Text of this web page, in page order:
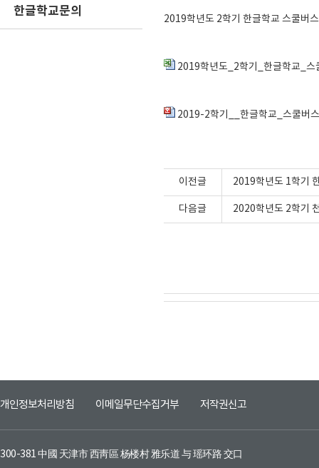
한글학교문의
2019학년도 2학기 한글학교 스쿨버
2019학년도_2학기_한글학교_
2019-2학기__한글학교_스쿨버
이전글 2019학년도 1학기
다음글 2020학년도 2학기
개인정보처리방침 이메일무단수집거부 저작권신고
300-381 中國 天津市 西靑區 杨楼村 雅乐道 与 瑶环路 交口